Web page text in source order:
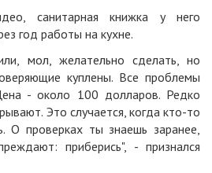
санитарная книжка у него
год работы на кухне.
мол, желательно сделать, но
куплены. Все проблемы
- около 100 долларов. Редко
Это случается, когда кто-то
О проверках ты знаешь заранее,
приберись", - признался